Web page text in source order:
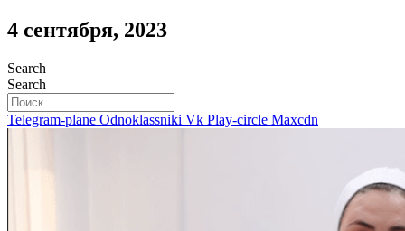
4 сентября, 2023
Search
Search
Telegram-plane Odnoklassniki Vk Play-circle Maxcdn